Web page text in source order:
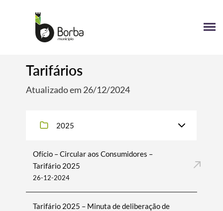
Tarifários
Atualizado em 26/12/2024
2025
Ofício – Circular aos Consumidores –
Tarifário 2025
26-12-2024
Tarifário 2025 – Minuta de deliberação de